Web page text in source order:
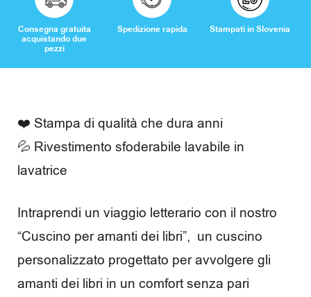
o
n
i
Consegna gratuita
acquistando due
pezzi
Spedizione rapida Stampati in Slovenia
❤️ Stampa di qualità che dura anni
💦 Rivestimento sfoderabile lavabile in
lavatrice
Intraprendi un viaggio letterario con il nostro
“Cuscino per amanti dei libri”, un cuscino
personalizzato progettato per avvolgere gli
amanti dei libri in un comfort senza pari